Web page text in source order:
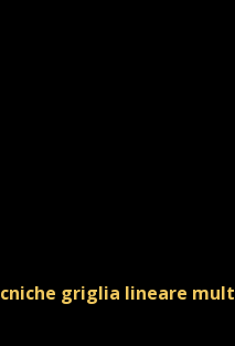
griglia lineare